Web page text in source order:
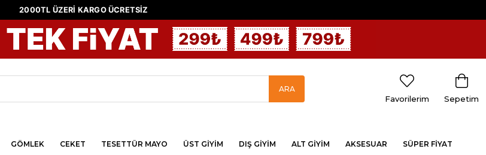
2000TL ÜZERİ KARGO ÜCRETSİZ
Sepetim
Favorilerim
GÖMLEK CEKET TESETTÜR MAYO ÜST GİYİM DIŞ GİYİM ALT GİYİM AKSESUAR SÜPER FİYAT